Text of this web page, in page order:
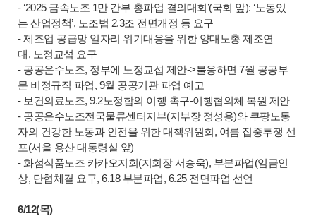
- ‘2025 금속노조 1만 간부 총파업 결의대회’(국회 앞): ‘노동있
는 산업정책’, 노조법 2.3조 전면개정 등 요구
- 제조업 공급망 일자리 위기대응을 위한 양대노총 제조연
대, 노정교섭 요구
- 공공운수노조, 정부에 노정교섭 제안->불응하면 7월 공공부
문 비정규직 파업, 9월 공공기관 파업 예고
- 보건의료노조, 9.2노정합의 이행 촉구-이행협의체 복원 제안
- 공공운수노조전국물류센터지부(지부장 정성용)와 쿠팡노동
자의 건강한 노동과 인전을 위한 대책위원회, 여름 집중투쟁 선
포(서울 용산 대통령실 앞)
- 화섬식품노조 카카오지회(지회장 서승욱), 부분파업(임금인
상, 단협체결 요구, 6.18 부분파업, 6.25 전면파업 선언
6/12(목)